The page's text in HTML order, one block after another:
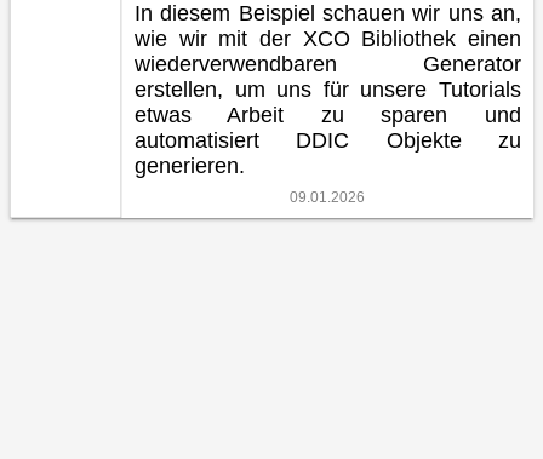
In diesem Beispiel schauen wir uns an,
wie wir mit der XCO Bibliothek einen
wiederverwendbaren Generator
erstellen, um uns für unsere Tutorials
etwas Arbeit zu sparen und
automatisiert DDIC Objekte zu
generieren.
09.01.2026